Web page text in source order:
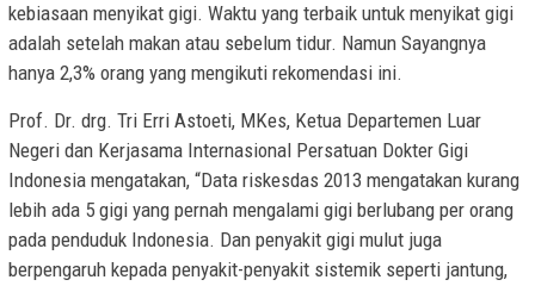
kebiasaan menyikat gigi. Waktu yang terbaik untuk menyikat gigi
adalah setelah makan atau sebelum tidur. Namun Sayangnya
hanya 2,3% orang yang mengikuti rekomendasi ini.
Prof. Dr. drg. Tri Erri Astoeti, MKes, Ketua Departemen Luar
Negeri dan Kerjasama Internasional Persatuan Dokter Gigi
Indonesia mengatakan, “Data riskesdas 2013 mengatakan kurang
lebih ada 5 gigi yang pernah mengalami gigi berlubang per orang
pada penduduk Indonesia. Dan penyakit gigi mulut juga
berpengaruh kepada penyakit-penyakit sistemik seperti jantung,